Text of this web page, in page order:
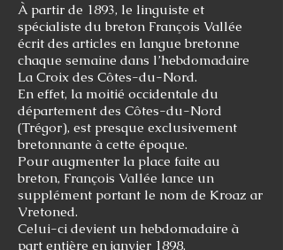
À partir de 1893, le linguiste et
spécialiste du breton François Vallée
écrit des articles en langue bretonne
chaque semaine dans l’hebdomadaire
La Croix des Côtes-du-Nord.
En effet, la moitié occidentale du
département des Côtes-du-Nord
(Trégor), est presque exclusivement
bretonnante à cette époque.
Pour augmenter la place faite au
breton, François Vallée lance un
supplément portant le nom de Kroaz ar
Vretoned.
Celui-ci devient un hebdomadaire à
part entière en janvier 1898.